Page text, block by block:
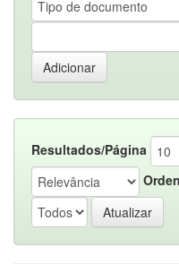
Resultados/Página